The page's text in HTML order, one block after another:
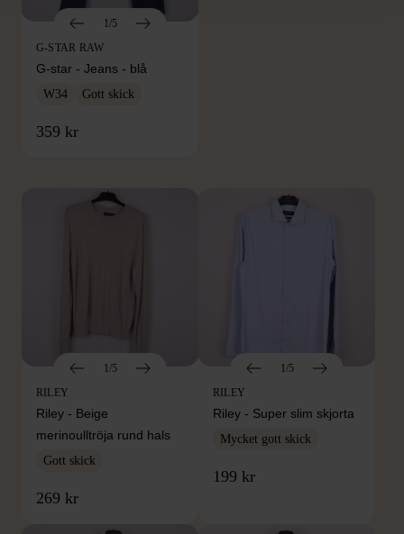
1/5
G-STAR RAW
G-star - Jeans - blå
W34 Gott skick
359 kr
FRÅN SAMMA VARUMÄRKE
1/5
RILEY
Riley - Beige
merinoulltröja rund hals
Gott skick
269 kr
1/5
RILEY
Riley - Super slim skjorta
Mycket gott skick
199 kr